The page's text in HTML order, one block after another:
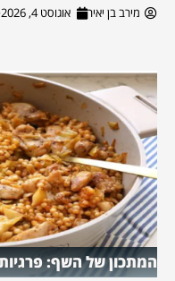
מירב בן יאיר אוגוסט 4, 2026
המתכון של השף: